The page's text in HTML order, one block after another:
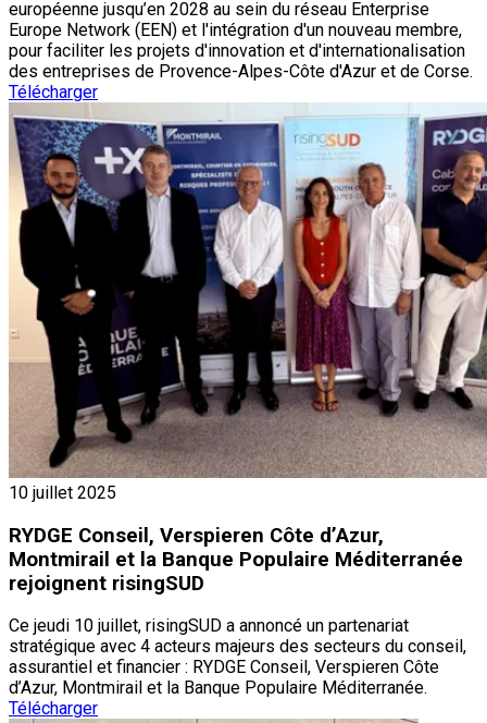
européenne jusqu’en 2028 au sein du réseau Enterprise
Europe Network (EEN) et l'intégration d'un nouveau membre,
pour faciliter les projets d'innovation et d'internationalisation
des entreprises de Provence-Alpes-Côte d'Azur et de Corse.
Télécharger
10 juillet 2025
RYDGE Conseil, Verspieren Côte d’Azur,
Montmirail et la Banque Populaire Méditerranée
rejoignent risingSUD
Ce jeudi 10 juillet, risingSUD a annoncé un partenariat
stratégique avec 4 acteurs majeurs des secteurs du conseil,
assurantiel et financier : RYDGE Conseil, Verspieren Côte
d’Azur, Montmirail et la Banque Populaire Méditerranée.
Télécharger